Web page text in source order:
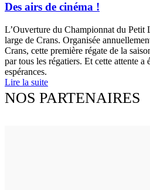
Des airs de cinéma !
L’Ouverture du Championnat du Petit
large de Crans. Organisée
Crans, cette première régate de la
par tous les régatiers. Et cette attente a
espérances.
Lire la suite
NOS PARTENAIRES